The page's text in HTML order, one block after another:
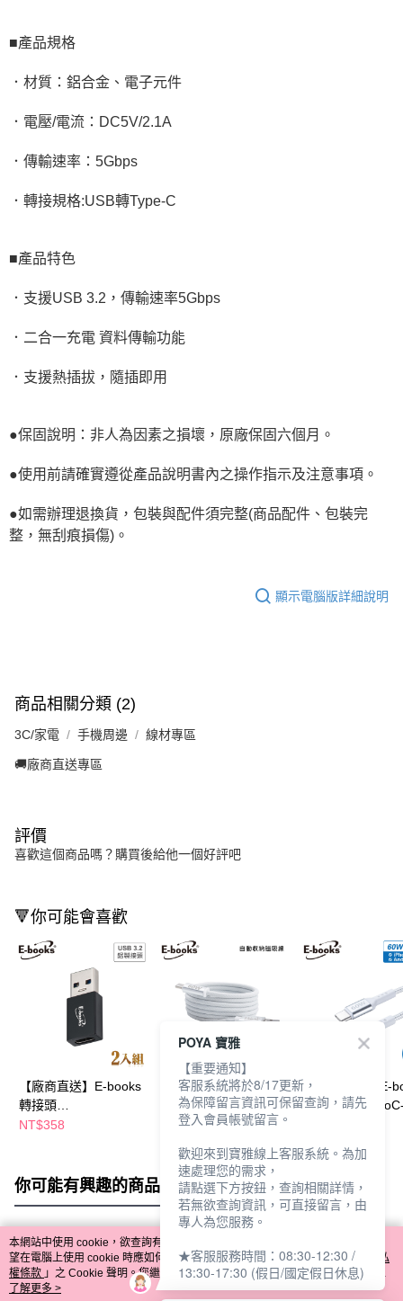
■產品規格
．材質：鋁合金、電子元件
．電壓/電流：DC5V/2.1A
．傳輸速率：5Gbps
．轉接規格:USB轉Type-C
■產品特色
．支援USB 3.2，傳輸速率5Gbps
．二合一充電 資料傳輸功能
．支援熱插拔，隨插即用
●保固說明：非人為因素之損壞，原廠保固六個月。
●使用前請確實遵從產品說明書內之操作指示及注意事項。
●如需辦理退換貨，包裝與配件須完整(商品配件、包裝完
整，無刮痕損傷)。
顯示電腦版詳細說明
商品相關分類 (2)
3C/家電 手機周邊 線材專區
🚚廠商直送專區
評價
喜歡這個商品嗎？購買後給他一個好評吧
🔻你可能會喜歡
【廠商直送】E-books
轉接頭
TypeCtoUSB3.2-2入-
NT$358
【廠商直送】E-books
磁吸線-AtoC-60W-
1.2m-XA46
NT$219
【廠商直送】E-
充電傳輸線-
你可能有興趣的商品 全站排行
熱門標籤
本網站中使用 cookie，欲查詢有關本網站使用 cookie 方式之詳情，及若您不希
望在電腦上使用 cookie 時應如何變更電腦的 cookie 設定，請參閱本網站「
隱私
權條款 」之 Cookie 聲明。您繼續使用本網站即表示您同意本公司得按本網站使
用條款之 Cookie 聲明使用 cookie。
了解更多 >
POYA 寶雅
【重要通知】
客服系統將於8/17更新，
為保障留言資訊可保留查詢，請先
登入會員帳號留言。
歡迎來到寶雅線上客服系統。為加
速處理您的需求，
請點選下方按鈕，查詢相關詳情，
若無欲查詢資訊，可直接留言，由
專人為您服務。
★客服服務時間：08:30-12:30 /
13:30-17:30 (假日/國定假日休息)